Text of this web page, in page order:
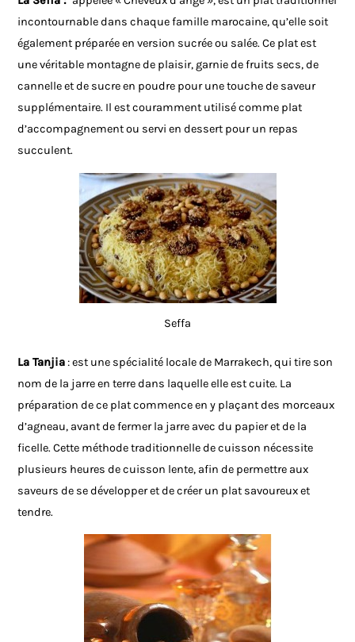
incontournable dans chaque famille marocaine, qu’elle soit
également préparée en version sucrée ou salée. Ce plat est
une véritable montagne de plaisir, garnie de fruits secs, de
cannelle et de sucre en poudre pour une touche de saveur
supplémentaire. Il est couramment utilisé comme plat
d’accompagnement ou servi en dessert pour un repas
succulent.
Seffa
La Tanjia : est une spécialité locale de Marrakech, qui tire son
nom de la jarre en terre dans laquelle elle est cuite. La
préparation de ce plat commence en y plaçant des morceaux
d’agneau, avant de fermer la jarre avec du papier et de la
ficelle. Cette méthode traditionnelle de cuisson nécessite
plusieurs heures de cuisson lente, afin de permettre aux
saveurs de se développer et de créer un plat savoureux et
tendre.